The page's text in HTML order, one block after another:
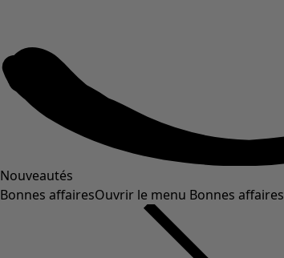
Nouveautés
Bonnes affairesOuvrir le menu Bonnes affaires